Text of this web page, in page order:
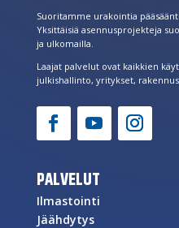
Suoritamme urakointia
Yksittäisiä asennusprojekteja
ja ulkomailla.
Laajat palvelut ovat kaikkien
julkishallinto, yritykset,
PALVELUT
Ilmastointi
Jäähdytys